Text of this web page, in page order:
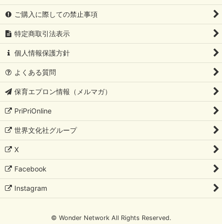
ご購入に際しての禁止事項
特定商取引法表示
個人情報保護方針
よくある質問
保育エプロン情報（メルマガ）
PriPriOnline
世界文化社グループ
X
Facebook
Instagram
© Wonder Network All Rights Reserved.